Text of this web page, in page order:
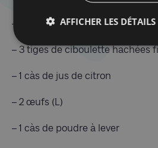
– 1 gros oignon haché
– 3 tiges de ciboulette hachées
– 1 càs de jus de citron
– 2 œufs (L)
– 1 càs de poudre à lever
AFFICHER LES DÉTAILS